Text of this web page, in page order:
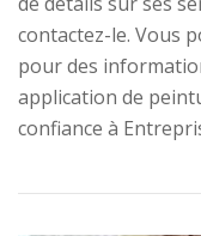
contactez-le. Vous
pour des
application de
confiance à